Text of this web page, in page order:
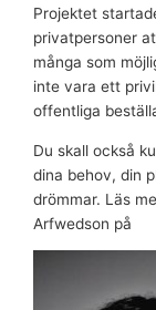
Projektet
privatpersoner
många som
inte vara ett
offentliga
Du skall också
dina behov, din
drömmar. Läs
Arfwedson på